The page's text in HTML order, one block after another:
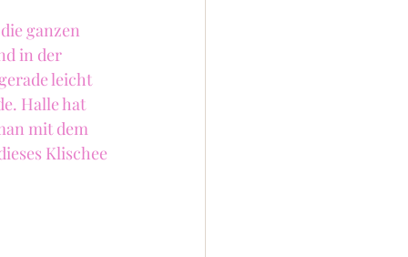
ganzen
in der
leicht
Halle hat
mit dem
Klischee